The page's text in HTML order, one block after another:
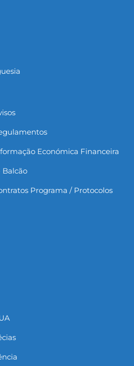
Económica Financeira
Balcão
Programa / Protocolos